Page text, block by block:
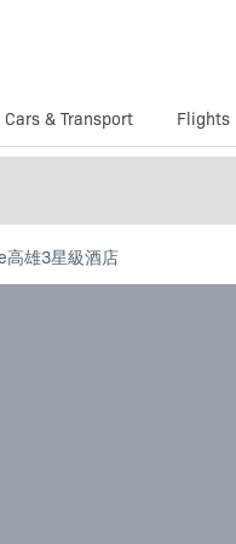
Cars & Transport Flights
高雄3星級酒店